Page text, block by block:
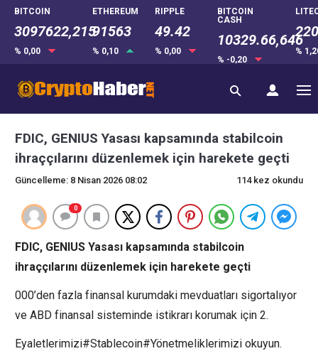
BITCOIN
3097622,215
% 0,00
ETHEREUM
91563
% 0,10
RIPPLE
49.42
% 0,00
BITCOIN
CASH
10329.66,646
% -0,20
%
FDIC, GENIUS Yasası kapsamında stabilcoin
ihraççılarını düzenlemek için harekete geçti
Güncelleme: 8 Nisan 2026 08:02 114 kez okundu
0
FDIC, GENIUS Yasası kapsamında stabilcoin
ihraççılarını düzenlemek için harekete geçti
000’den fazla finansal kurumdaki mevduatları sigortalıyor
ve ABD finansal sisteminde istikrarı korumak için 2.
Eyaletlerimizi#Stablecoin#Yönetmeliklerimizi okuyun.